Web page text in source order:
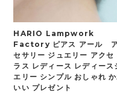
HARIO Lampwork
Factory ピアス アール
セサリー ジュエリー アクセ
ラス レディース レディース
エリー シンプル おしゃれ
いい プレゼント